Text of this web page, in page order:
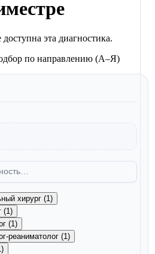
эта диагностика.
по направлению (A–Я)
хирург (1)
(1)
(1)
реаниматолог (1)